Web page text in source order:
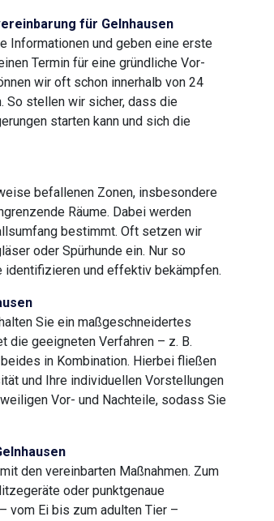
für Gelnhausen
Informationen und geben eine erste
Termin für eine gründliche Vor-
wir oft schon innerhalb von 24
So stellen wir sicher, dass die
starten kann und sich die
befallenen Zonen, insbesondere
Räume. Dabei werden
bestimmt. Oft setzen wir
oder Spürhunde ein. Nur so
und effektiv bekämpfen.
Sie ein maßgeschneidertes
die geeigneten Verfahren – z. B.
in Kombination. Hierbei fließen
und Ihre individuellen Vorstellungen
Vor- und Nachteile, sodass Sie
den vereinbarten Maßnahmen. Zum
oder punktgenaue
vom Ei bis zum adulten Tier –